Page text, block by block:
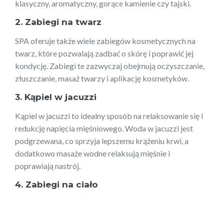
klasyczny, aromatyczny, gorące kamienie czy tajski.
2. Zabiegi na twarz
SPA oferuje także wiele zabiegów kosmetycznych na
twarz, które pozwalają zadbać o skórę i poprawić jej
kondycję. Zabiegi te zazwyczaj obejmują oczyszczanie,
złuszczanie, masaż twarzy i aplikację kosmetyków.
3. Kąpiel w jacuzzi
Kąpiel w jacuzzi to idealny sposób na relaksowanie się i
redukcję napięcia mięśniowego. Woda w jacuzzi jest
podgrzewana, co sprzyja lepszemu krążeniu krwi, a
dodatkowo masaże wodne relaksują mięśnie i
poprawiają nastrój.
4. Zabiegi na ciało